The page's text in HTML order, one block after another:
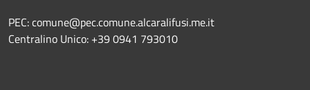
PEC: comune@pec.comune.alcaralifusi.me.it
Centralino Unico: +39 0941 793010